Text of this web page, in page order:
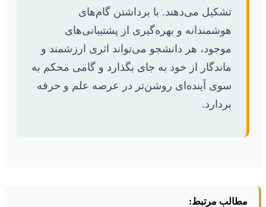
تشکیل می‌دهند. با برداشتن گام‌های
هوشمندانه و بهره‌گیری از پشتیبانی‌های
موجود، هر دانشجو می‌تواند اثری ارزشمند و
ماندگار از خود به جای بگذارد و گامی محکم به
سوی آینده‌ای روشن‌تر در عرصه علم و حرفه
بردارد.
مطالب مرتبط: